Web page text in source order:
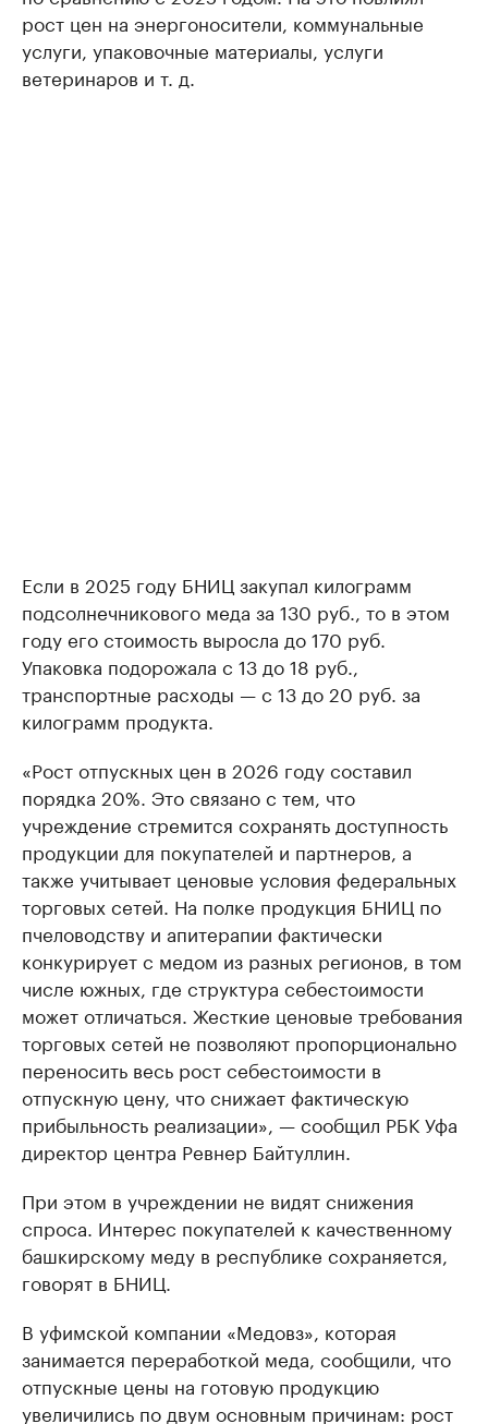
рост цен на энергоносители, коммунальные
услуги, упаковочные материалы, услуги
ветеринаров и т. д.
Если в 2025 году БНИЦ закупал килограмм
подсолнечникового меда за 130 руб., то в этом
году его стоимость выросла до 170 руб.
Упаковка подорожала с 13 до 18 руб.,
транспортные расходы — с 13 до 20 руб. за
килограмм продукта.
«Рост отпускных цен в 2026 году составил
порядка 20%. Это связано с тем, что
учреждение стремится сохранять доступность
продукции для покупателей и партнеров, а
также учитывает ценовые условия федеральных
торговых сетей. На полке продукция БНИЦ по
пчеловодству и апитерапии фактически
конкурирует с медом из разных регионов, в том
числе южных, где структура себестоимости
может отличаться. Жесткие ценовые требования
торговых сетей не позволяют пропорционально
переносить весь рост себестоимости в
отпускную цену, что снижает фактическую
прибыльность реализации», — сообщил РБК Уфа
директор центра Ревнер Байтуллин.
При этом в учреждении не видят снижения
спроса. Интерес покупателей к качественному
башкирскому меду в республике сохраняется,
говорят в БНИЦ.
В уфимской компании «Медовз», которая
занимается переработкой меда, сообщили, что
отпускные цены на готовую продукцию
увеличились по двум основным причинам: рост